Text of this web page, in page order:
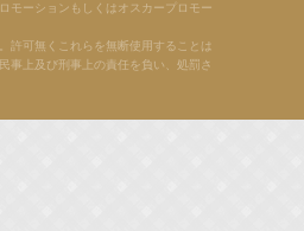
モーションもしくはオスカープロモー
許可無くこれらを無断使用することは
事上及び刑事上の責任を負い、処罰さ